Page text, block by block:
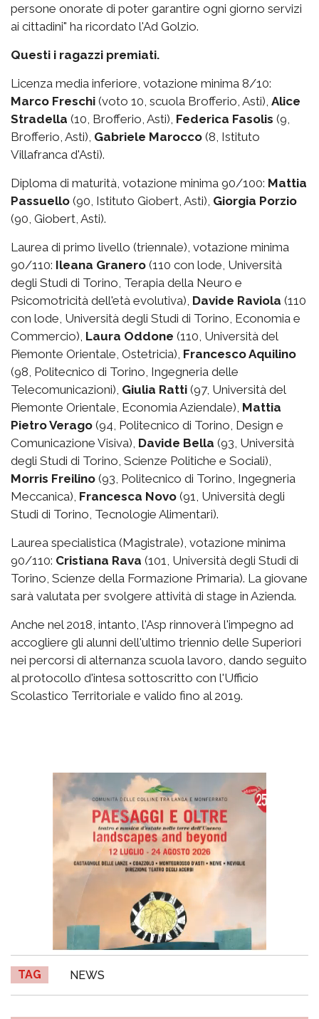
persone onorate di poter garantire ogni giorno servizi
ai cittadini" ha ricordato l'Ad Golzio.
Questi i ragazzi premiati.
Licenza media inferiore, votazione minima 8/10:
Marco Freschi (voto 10, scuola Brofferio, Asti), Alice
Stradella (10, Brofferio, Asti), Federica Fasolis (9,
Brofferio, Asti), Gabriele Marocco (8, Istituto
Villafranca d'Asti).
Diploma di maturità, votazione minima 90/100: Mattia
Passuello (90, Istituto Giobert, Asti), Giorgia Porzio
(90, Giobert, Asti).
Laurea di primo livello (triennale), votazione minima
90/110: Ileana Granero (110 con lode, Università
degli Studi di Torino, Terapia della Neuro e
Psicomotricità dell'età evolutiva), Davide Raviola (110
con lode, Università degli Studi di Torino, Economia e
Commercio), Laura Oddone (110, Università del
Piemonte Orientale, Ostetricia), Francesco Aquilino
(98, Politecnico di Torino, Ingegneria delle
Telecomunicazioni), Giulia Ratti (97, Università del
Piemonte Orientale, Economia Aziendale), Mattia
Pietro Verago (94, Politecnico di Torino, Design e
Comunicazione Visiva), Davide Bella (93, Università
degli Studi di Torino, Scienze Politiche e Sociali),
Morris Freilino (93, Politecnico di Torino, Ingegneria
Meccanica), Francesca Novo (91, Università degli
Studi di Torino, Tecnologie Alimentari).
Laurea specialistica (Magistrale), votazione minima
90/110: Cristiana Rava (101, Università degli Studi di
Torino, Scienze della Formazione Primaria). La giovane
sarà valutata per svolgere attività di stage in Azienda.
Anche nel 2018, intanto, l'Asp rinnoverà l'impegno ad
accogliere gli alunni dell'ultimo triennio delle Superiori
nei percorsi di alternanza scuola lavoro, dando seguito
al protocollo d'intesa sottoscritto con l'Ufficio
Scolastico Territoriale e valido fino al 2019.
TAG NEWS